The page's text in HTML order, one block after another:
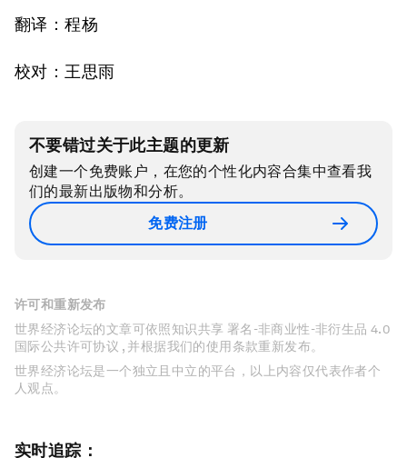
翻译：程杨
校对：王思雨
不要错过关于此主题的更新
创建一个免费账户，在您的个性化内容合集中查看我
们的最新出版物和分析。
免费注册
许可和重新发布
世界经济论坛的文章可依照知识共享 署名-非商业性-非衍生品 4.0
国际公共许可协议 , 并根据我们的使用条款重新发布。
世界经济论坛是一个独立且中立的平台，以上内容仅代表作者个
人观点。
实时追踪：